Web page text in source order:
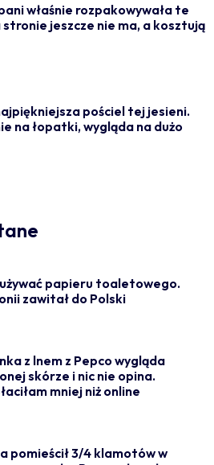
właśnie rozpakowywała te
jeszcze nie ma, a kosztują
pościel tej jesieni.
na łopatki, wygląda na dużo
papieru toaletowego.
zawitał do Polski
z lnem z Pepco wygląda
skórze i nic nie opina.
mniej niż online
a pomieścił 3/4 klamotów w